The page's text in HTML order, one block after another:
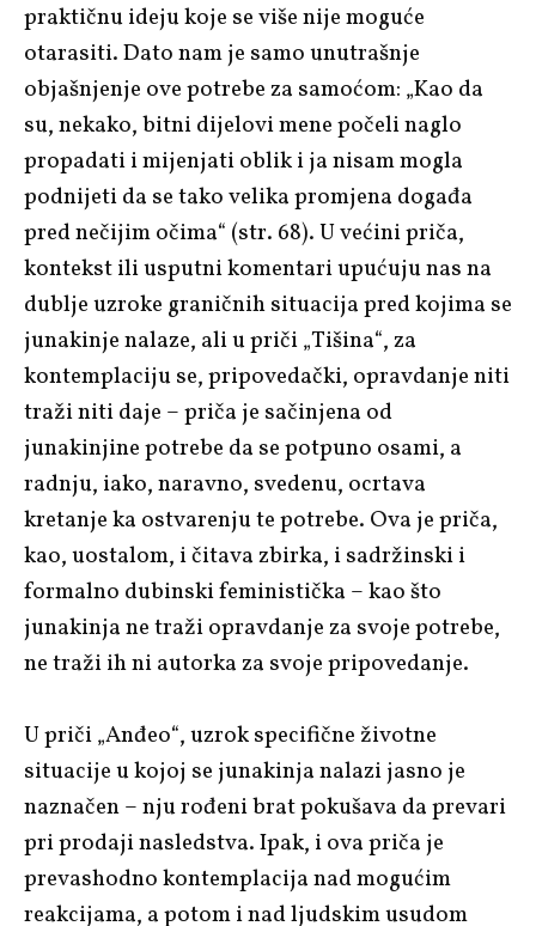
praktičnu ideju koje se više nije moguće
otarasiti. Dato nam je samo unutrašnje
objašnjenje ove potrebe za samoćom: „Kao da
su, nekako, bitni dijelovi mene počeli naglo
propadati i mijenjati oblik i ja nisam mogla
podnijeti da se tako velika promjena događa
pred nečijim očima“ (str. 68). U većini priča,
kontekst ili usputni komentari upućuju nas na
dublje uzroke graničnih situacija pred kojima se
junakinje nalaze, ali u priči „Tišina“, za
kontemplaciju se, pripovedački, opravdanje niti
traži niti daje – priča je sačinjena od
junakinjine potrebe da se potpuno osami, a
radnju, iako, naravno, svedenu, ocrtava
kretanje ka ostvarenju te potrebe. Ova je priča,
kao, uostalom, i čitava zbirka, i sadržinski i
formalno dubinski feministička – kao što
junakinja ne traži opravdanje za svoje potrebe,
ne traži ih ni autorka za svoje pripovedanje.
U priči „Anđeo“, uzrok specifične životne
situacije u kojoj se junakinja nalazi jasno je
naznačen – nju rođeni brat pokušava da prevari
pri prodaji nasledstva. Ipak, i ova priča je
prevashodno kontemplacija nad mogućim
reakcijama, a potom i nad ljudskim usudom